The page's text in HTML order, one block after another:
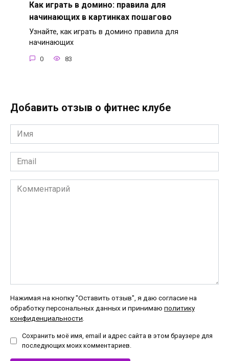
Как играть в домино: правила для
начинающих в картинках пошагово
Узнайте, как играть в домино правила для
начинающих
0 83
Добавить отзыв о фитнес клубе
Имя
*
Email
*
Комментарий
Нажимая на кнопку "Оставить отзыв", я даю согласие на
обработку персональных данных и принимаю политику
конфиденциальности.
Сохранить моё имя, email и адрес сайта в этом браузере для
последующих моих комментариев.